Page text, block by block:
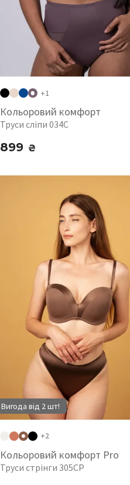
+1
Кольоровий комфорт
Труси сліпи 034C
899 ₴
Вигода від 2 шт!
+2
Кольоровий комфорт Pro
Труси стрінги 305CP